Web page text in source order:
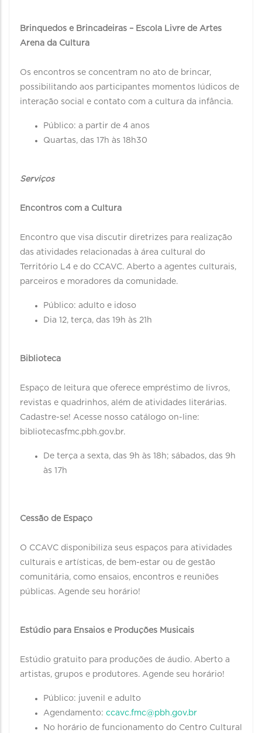
Brinquedos e Brincadeiras – Escola Livre de Artes
Arena da Cultura
Os encontros se concentram no ato de brincar,
possibilitando aos participantes momentos lúdicos de
interação social e contato com a cultura da infância.
Público: a partir de 4 anos
Quartas, das 17h às 18h30
Serviços
Encontros com a Cultura
Encontro que visa discutir diretrizes para realização
das atividades relacionadas à área cultural do
Território L4 e do CCAVC. Aberto a agentes culturais,
parceiros e moradores da comunidade.
Público: adulto e idoso
Dia 12, terça, das 19h às 21h
Biblioteca
Espaço de leitura que oferece empréstimo de livros,
revistas e quadrinhos, além de atividades literárias.
Cadastre-se! Acesse nosso catálogo on-line:
bibliotecasfmc.pbh.gov.br.
De terça a sexta, das 9h às 18h; sábados, das 9h
às 17h
Cessão de Espaço
O CCAVC disponibiliza seus espaços para atividades
culturais e artísticas, de bem-estar ou de gestão
comunitária, como ensaios, encontros e reuniões
públicas. Agende seu horário!
Estúdio para Ensaios e Produções Musicais
Estúdio gratuito para produções de áudio. Aberto a
artistas, grupos e produtores. Agende seu horário!
Público: juvenil e adulto
Agendamento: ccavc.fmc@pbh.gov.br
No horário de funcionamento do Centro Cultural